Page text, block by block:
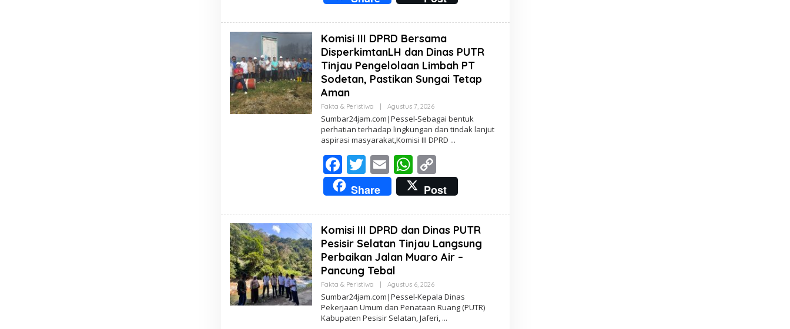
R
e
b
o
o
k
itt
er
ai
l
at
s
A
p
p
p
y
Li
n
k
Komisi III DPRD Bersama
DisperkimtanLH dan Dinas PUTR
Tinjau Pengelolaan Limbah PT
Sodetan, Pastikan Sungai Tetap
Aman
Fakta & Peristiwa Agustus 7, 2026O
E
H
R
D
K
U
R
Sumbar24jam.com|Pessel-Sebagai bentuk
perhatian terhadap lingkungan dan tindak lanjut
aspirasi masyarakat,Komisi III DPRD
F
ac
e
b
o
o
k
T
w
itt
er
E
m
ai
l
W
h
at
s
A
p
p
C
o
p
y
Li
n
Share Post
Komisi III DPRD dan Dinas PUTR
Pesisir Selatan Tinjau Langsung
Perbaikan Jalan Muaro Air –
Pancung Tebal
Fakta & Peristiwa Agustus 6, 2026O
E
H
R
Sumbar24jam.com|Pessel-Kepala Dinas
Pekerjaan Umum dan Penataan Ruang (PUTR)
Kabupaten Pesisir Selatan, Jaferi,